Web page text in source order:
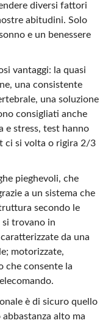
diversi fattori
abitudini. Solo
e un benessere
vantaggi: la quasi
una consistente
una soluzione
consigliati anche
e stress, test hanno
ci si volta o rigira 2/3
pieghevoli, che
a un sistema che
secondo le
si trovano in
da una
motorizzate,
che consente la
è di sicuro quello
alto ma